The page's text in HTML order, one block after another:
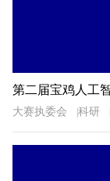
第二届宝鸡人工
大赛执委会 科研